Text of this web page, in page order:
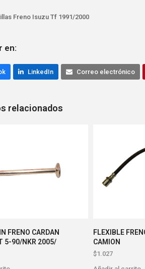
Freno Isuzu Tf 1991/2000
en:
LinkedIn Correo electrónico
relacionados
FRENO CARDAN
5-90/NKR 2005/
FLEXIBLE
CAMION
$1.027